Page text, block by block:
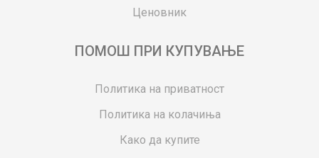
Ценовник
ПОМОШ ПРИ КУПУВАЊЕ
Политика на приватност
Политика на колачиња
Како да купите